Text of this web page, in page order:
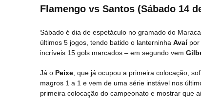
Flamengo vs Santos (Sábado 14
Sábado é dia de espetáculo no gramado do
últimos 5 jogos, tendo batido o lanterninha Avaí
incríveis 15 gols marcados – em segundo vem
Já o Peixe , que já ocupou a primeira colocação,
magros 1 a 1 e vem de uma série instável nos
primeira colocação do campeonato e mostrar que